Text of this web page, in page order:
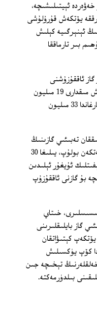
ئېيتىلىشىچە،
شەرققە يۆتكەش قۇرۇلۇشى
ئېنېرگىيە كېلىش
بىر تارماققا
كۇپمېتىر گاز ئاققۇزۇشنى
پىلانلىغان بولۇپ، ھازىر كۈندىلىك ئاققۇزۇش مىقدارى 19 مىليون
كۇپمېتىرغا يەتكەن. بۇ سان يىل ئاخىرىغا بارغاندا 33 مىليون
تەبىئىي گازىنىڭ
ئومۇمىي زاپىسى 664 مىليارد كۇپمېتىرغا يەتكەن بولۇپ، يىلىغا 30
ئۇيغۇر ئېلىدىن
20 نەچچە يىلغىچە بۇ گازنى ئاققۇزۇپ
خىتاي
گاز بايلىقلىرىنى
كېتىۋاتقان
كۆپ يۈكسىلىش
تېخىچە جىن
بىلدۈرمەكتە.